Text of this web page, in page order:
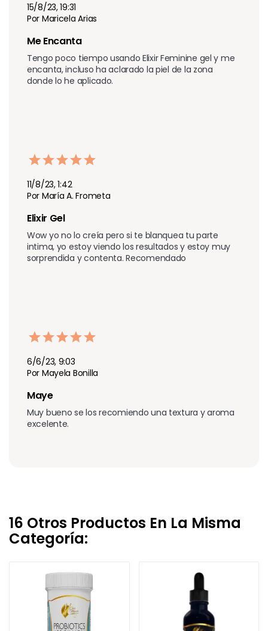
15/8/23, 19:31
Por Maricela Arias
Me Encanta
Tengo poco tiempo usando Elixir Feminine gel y me
encanta, incluso ha aclarado la piel de la zona
donde lo he aplicado.
11/8/23, 1:42
Por María A. Frometa
Elixir Gel
Wow yo no lo creía pero si te blanquea tu parte
intima, yo estoy viendo los resultados y estoy muy
sorprendida y contenta. Recomendado
6/6/23, 9:03
Por Mayela Bonilla
Maye
Muy bueno se los recomiendo una textura y aroma
excelente.
16 Otros Productos En La Misma
Categoría: